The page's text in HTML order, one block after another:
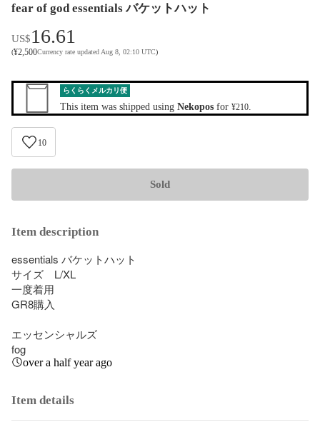
fear of god essentials バケットハット
US$16.61
(¥2,500Currency rate updated Aug 8, 02:10 UTC)
らくらくメルカリ便
This item was shipped using Nekopos for ¥210
10
Sold
Item description
essentials バケットハット
サイズ　L/XL
一度着用
GR8購入
エッセンシャルズ
fog
over a half year ago
Item details